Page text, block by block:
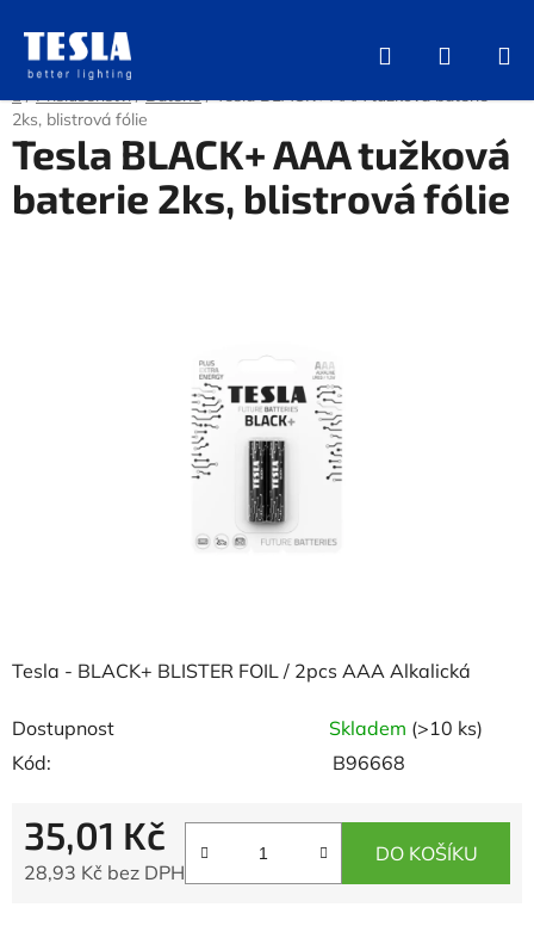
obsah
Hledat
KOŠÍK
/ Příslušenství / Baterie / Tesla BLACK+ AAA tužková baterie
2ks, blistrová fólie
Tesla - BLACK+ BLISTER FOIL / 2pcs AAA Alkalická
Dostupnost Skladem (>10 ks)
Kód:
B96668
35,01 Kč
28,93 Kč bez DPH
DO KOŠÍKU
Tesla BLACK+ AAA tužková
baterie 2ks, blistrová fólie